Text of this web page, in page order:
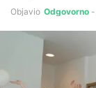
Objavio Odgovorno -